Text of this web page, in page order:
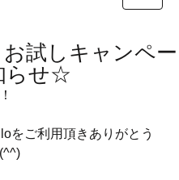
試しキャンペー
らせ☆
をご利用頂きありがとう